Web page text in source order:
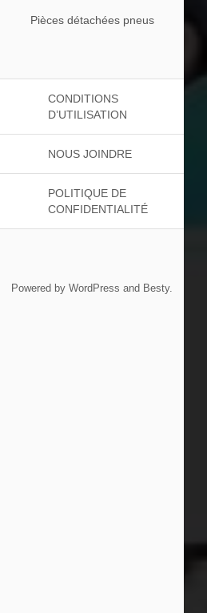
Pièces détachées pneus
CONDITIONS
D’UTILISATION
NOUS JOINDRE
POLITIQUE DE
CONFIDENTIALITÉ
Powered by WordPress and Besty.